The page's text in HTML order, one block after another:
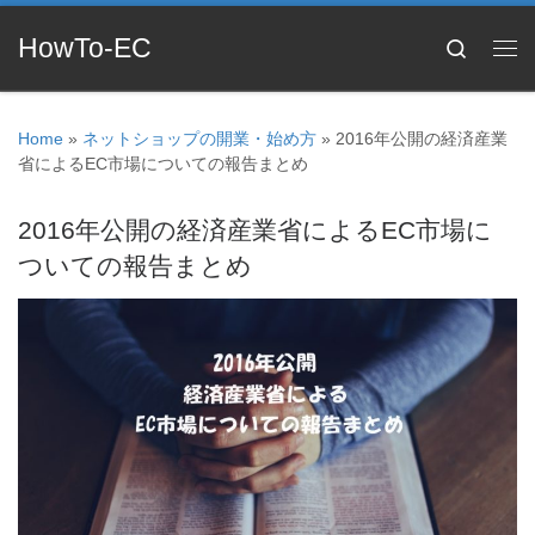
HowTo-EC Search
Home » ネットショップの開業・始め方 » 2016年公開の経済産業
省によるEC市場についての報告まとめ
2016年公開の経済産業省によるEC市場に
ついての報告まとめ